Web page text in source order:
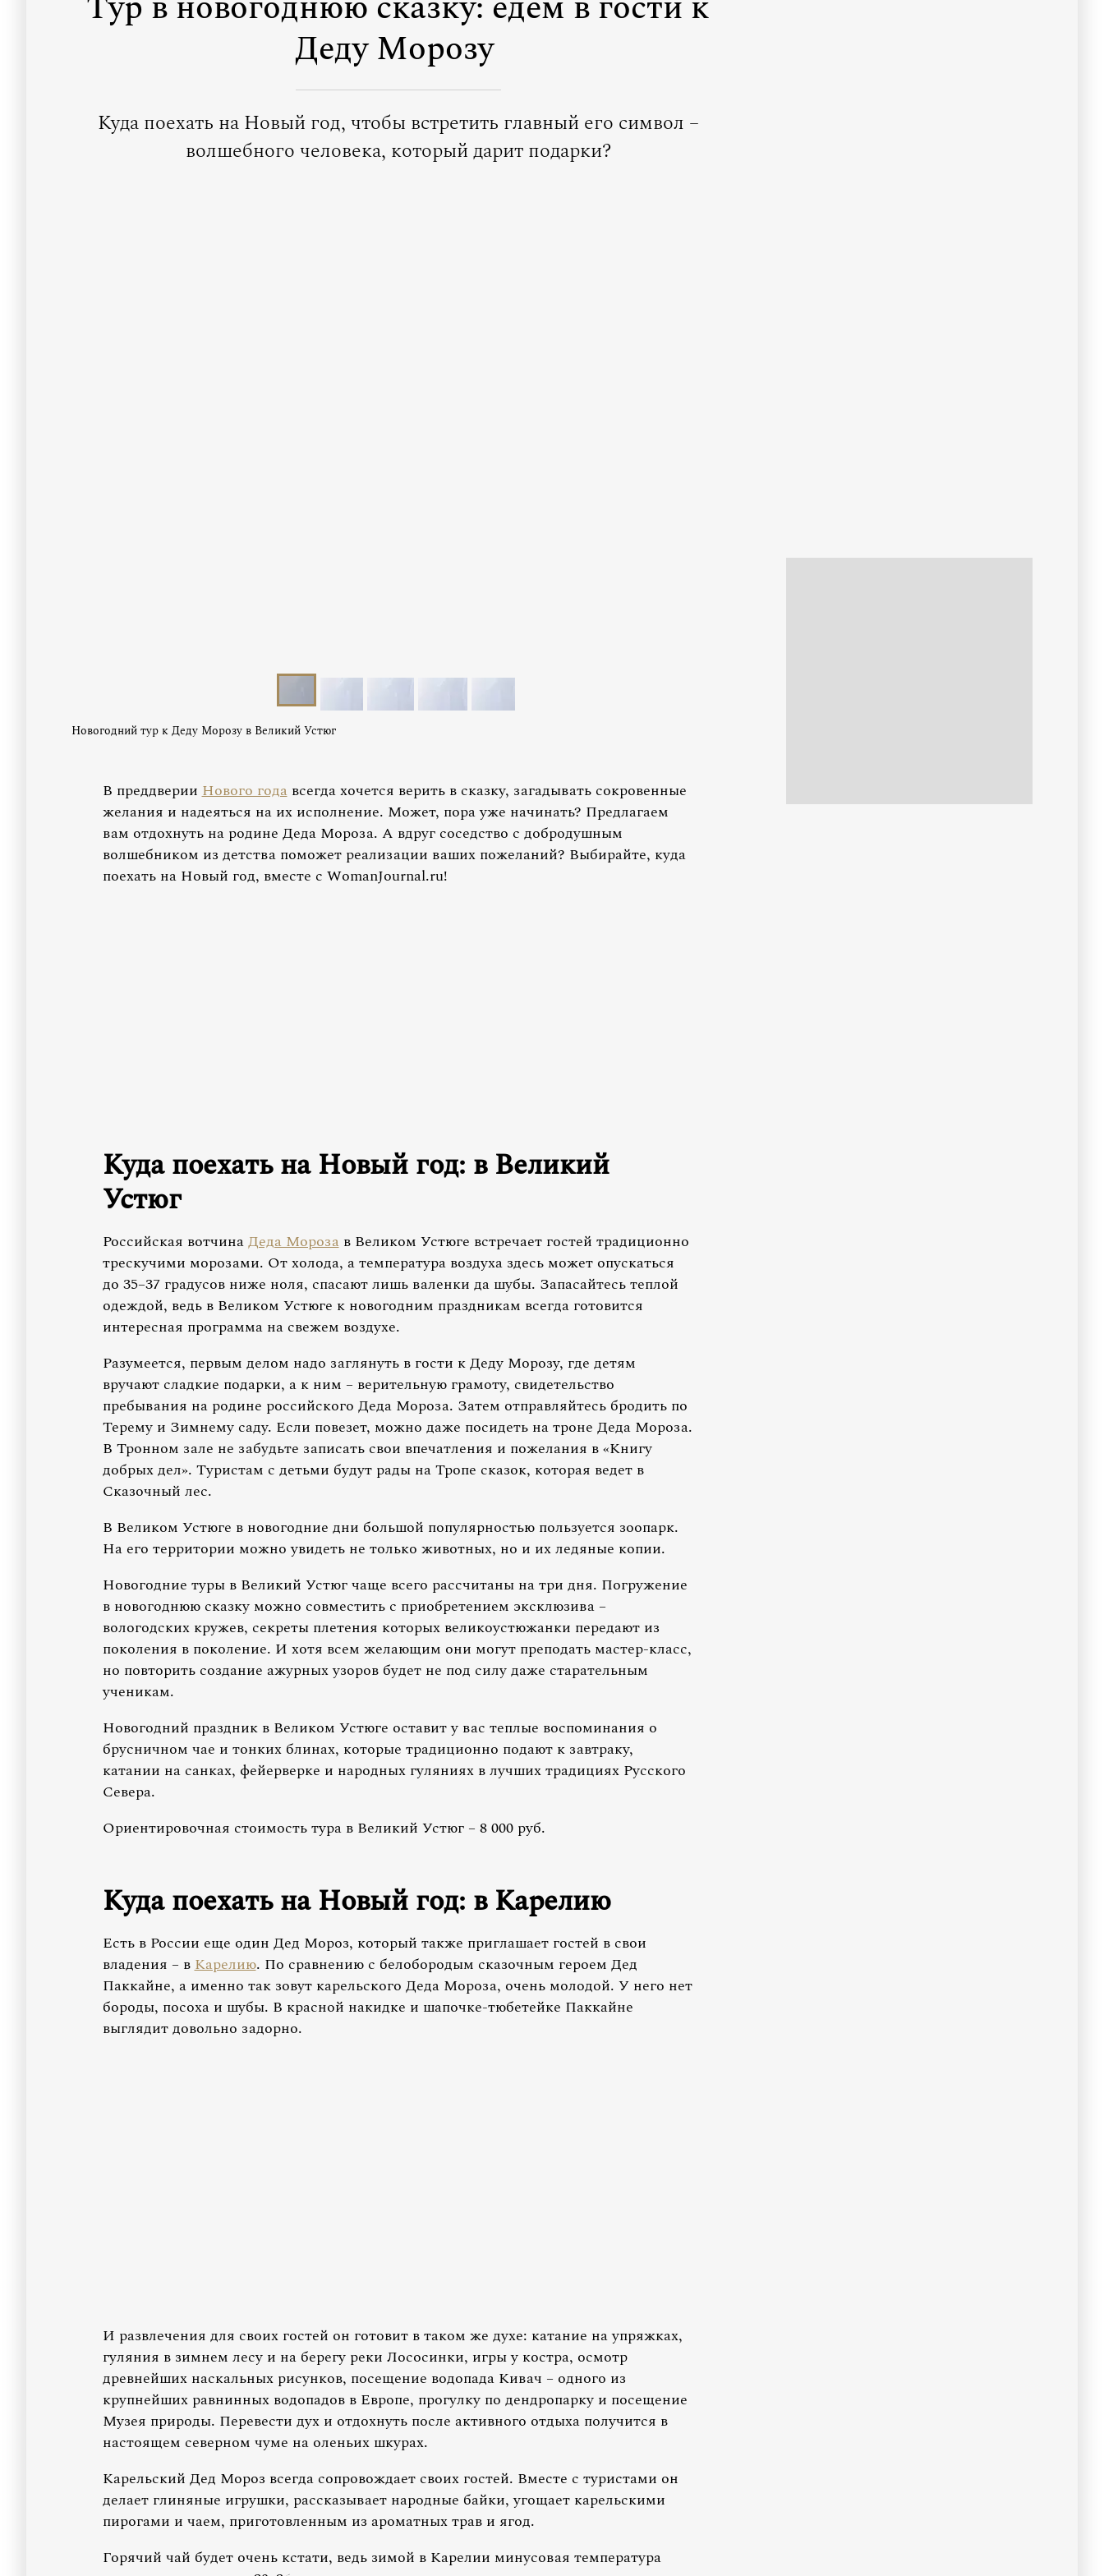
Деду Морозу
Куда поехать на Новый год, чтобы встретить главный его символ –
волшебного человека, который дарит подарки?
Новогодний тур к Деду Морозу в Великий Устюг
В преддверииНового годавсегда хочется верить в сказку, загадывать сокровенные
желания и надеяться на их исполнение. Может, пора уже начинать? Предлагаем
вам отдохнуть на родине Деда Мороза. А вдруг соседство с добродушным
волшебником из детства поможет реализации ваших пожеланий? Выбирайте, куда
поехать на Новый год, вместе с WomanJournal.ru!
Куда поехать на Новый год: в Великий
Устюг
Российская вотчинаДеда Морозав Великом Устюге встречает гостей традиционно
трескучими морозами. От холода, а температура воздуха здесь может опускаться
до 35–37 градусов ниже ноля, спасают лишь валенки да шубы. Запасайтесь теплой
одеждой, ведь в Великом Устюге к новогодним праздникам всегда готовится
интересная программа на свежем воздухе.
Разумеется, первым делом надо заглянуть в гости к Деду Морозу, где детям
вручают сладкие подарки, а к ним – верительную грамоту, свидетельство
пребывания на родине российского Деда Мороза. Затем отправляйтесь бродить по
Терему и Зимнему саду. Если повезет, можно даже посидеть на троне Деда Мороза.
В Тронном зале не забудьте записать свои впечатления и пожелания в «Книгу
добрых дел». Туристам с детьми будут рады на Тропе сказок, которая ведет в
Сказочный лес.
В Великом Устюге в новогодние дни большой популярностью пользуется зоопарк.
На его территории можно увидеть не только животных, но и их ледяные копии.
Новогодние туры в Великий Устюг чаще всего рассчитаны на три дня. Погружение
в новогоднюю сказку можно совместить с приобретением эксклюзива –
вологодских кружев, секреты плетения которых великоустюжанки передают из
поколения в поколение. И хотя всем желающим они могут преподать мастер-класс,
но повторить создание ажурных узоров будет не под силу даже старательным
ученикам.
Новогодний праздник в Великом Устюге оставит у вас теплые воспоминания о
брусничном чае и тонких блинах, которые традиционно подают к завтраку,
катании на санках, фейерверке и народных гуляниях в лучших традициях Русского
Севера.
Ориентировочная стоимость тура в Великий Устюг – 8 000 руб.
Куда поехать на Новый год: в Карелию
Есть в России еще один Дед Мороз, который также приглашает гостей в свои
владения – вКарелию. По сравнению с белобородым сказочным героем Дед
Паккайне, а именно так зовут карельского Деда Мороза, очень молодой. У него нет
бороды, посоха и шубы. В красной накидке и шапочке-тюбетейке Паккайне
выглядит довольно задорно.
И развлечения для своих гостей он готовит в таком же духе: катание на упряжках,
гуляния в зимнем лесу и на берегу реки Лососинки, игры у костра, осмотр
древнейших наскальных рисунков, посещение водопада Кивач – одного из
крупнейших равнинных водопадов в Европе, прогулку по дендропарку и посещение
Музея природы. Перевести дух и отдохнуть после активного отдыха получится в
настоящем северном чуме на оленьих шкурах.
Карельский Дед Мороз всегда сопровождает своих гостей. Вместе с туристами он
делает глиняные игрушки, рассказывает народные байки, угощает карельскими
пирогами и чаем, приготовленным из ароматных трав и ягод.
Горячий чай будет очень кстати, ведь зимой в Карелии минусовая температура